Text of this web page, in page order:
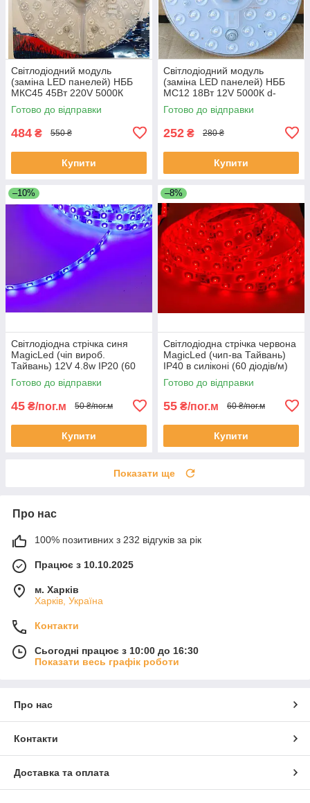
Світлодіодний модуль
(заміна LED панелей) НББ
МКС45 45Вт 220V 5000К
D=250mm на магнітах 4500
Lm
Готово до відправки
484 ₴ 550 ₴
Купити
Світлодіодний модуль
(заміна LED панелей) НББ
МС12 18Вт 12V 5000К d-
155мм на магнітах
Готово до відправки
252 ₴ 280 ₴
Купити
–10%
Світлодіодна стрічка синя
MagicLed (чіп вироб.
Тайвань) 12V 4.8w IP20 (60
діодів/m)
Готово до відправки
45 ₴/пог.м 50 ₴/пог.м
Купити
–8%
Світлодіодна стрічка червона
MagicLed (чип-ва Тайвань)
IP40 в силіконі (60 діодів/м)
12V 4,8w
Готово до відправки
55 ₴/пог.м 60 ₴/пог.м
Купити
Показати ще
Про нас
100% позитивних з 232 відгуків за рік
Працює з 10.10.2025
м. Харків
Харків, Україна
Контакти
Сьогодні працює з 10:00 до 16:30
Показати весь графік роботи
Про нас
Контакти
Доставка та оплата